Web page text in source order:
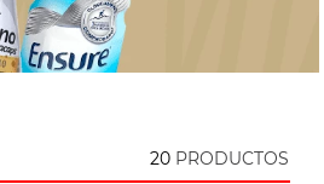
20 PRODUCTOS